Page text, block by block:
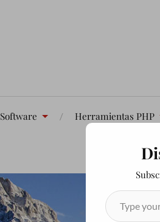
Software Herramientas PHP